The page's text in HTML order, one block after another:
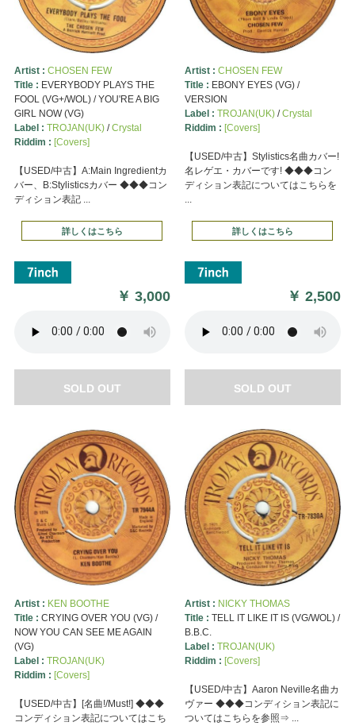
Artist : CHOSEN FEW
Title : EVERYBODY PLAYS THE
FOOL (VG+/WOL) / YOU'RE A BIG
GIRL NOW (VG)
Label : TROJAN(UK)/Crystal
Riddim : [Covers]
【USED/中古】A:Main Ingredientカ
バー、B:Stylisticsカバー ◆◆◆コン
ディション表記 ...
詳しくはこちら
￥3,000
SOLD OUT
Artist : CHOSEN FEW
Title : EBONY EYES (VG) /
VERSION
Label : TROJAN(UK)/Crystal
Riddim : [Covers]
【USED/中古】Stylistics名曲カバー!
名レゲエ・カバーです! ◆◆◆コン
ディション表記についてはこちらを
...
詳しくはこちら
￥2,500
SOLD OUT
Artist : KEN BOOTHE
Title : CRYING OVER YOU (VG) /
NOW YOU CAN SEE ME AGAIN
(VG)
Label : TROJAN(UK)
Riddim : [Covers]
【USED/中古】[名曲!/Must!] ◆◆◆
コンディション表記についてはこち
Artist : NICKY THOMAS
Title : TELL IT LIKE IT IS (VG/WOL) /
B.B.C.
Label : TROJAN(UK)
Riddim : [Covers]
【USED/中古】Aaron Neville名曲カ
ヴァー ◆◆◆コンディション表記に
ついてはこちらを参照⇒ ...